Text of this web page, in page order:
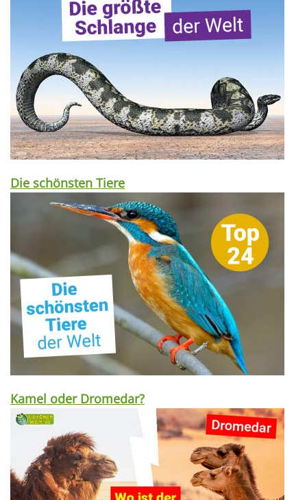
Die schönsten Tiere
Kamel oder Dromedar?